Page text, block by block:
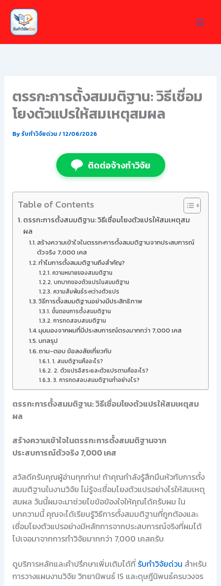
Skip
content
ตรรกะการตั้งสมมติฐาน: วิธีเชื่อม
โยงตัวแปรให้สมเหตุสมผล
Byรับทำวิจัยด่วน /12/06/2026
ติดต่อจ้างทำวิจัย
Table of Contents
ตรรกะการตั้งสมมติฐาน: วิธีเชื่อมโยงตัวแปรให้สมเหตุสม
ผล
สร้างความเข้าใจในตรรกะการตั้งสมมติฐานจากประสบการณ์
ตัวจริง 7,000 เคส
ทำไมการตั้งสมมติฐานถึงสำคัญ?
ความหมายของสมมติฐาน
บทบาทของตัวแปรในสมมติฐาน
ความสัมพันธ์ระหว่างตัวแปร
วิธีการตั้งสมมติฐานอย่างมีประสิทธิภาพ
ขั้นตอนการตั้งสมมติฐาน
การทดสอบสมมติฐาน
มุมมองจากผมที่มีประสบการณ์ตรงมากกว่า 7,000 เคส
บทสรุป
ถาม-ตอบ ข้อสงสัยเกี่ยวกับ
1. สมมติฐานคืออะไร?
2. ตัวแปรอิสระและตัวแปรตามคืออะไร?
3. การทดสอบสมมติฐานทำอย่างไร?
ตรรกะการตั้งสมมติฐาน: วิธีเชื่อมโยงตัวแปรให้สมเหตุสม
ผล
สร้างความเข้าใจในตรรกะการตั้งสมมติฐานจาก
ประสบการณ์ตัวจริง 7,000 เคส
สวัสดีครับคุณผู้อ่านทุกท่าน! ถ้าคุณกำลังรู้สึกมึนหัวกับการตั้ง
สมมติฐานในงานวิจัย ไม่รู้จะเชื่อมโยงตัวแปรอย่างไรให้สมเหตุ
สมผล วันนี้ผมจะมาช่วยไขข้อข้องใจให้คุณได้ครับผม ใน
บทความนี้ คุณจะได้เรียนรู้วิธีการตั้งสมมติฐานที่ถูกต้องและ
เชื่อมโยงตัวแปรอย่างมีหลักการจากประสบการณ์จริงที่ผมได้
ไปเจอมาจากการทำวิจัยมากกว่า 7,000 เคสครับ
ดูบริการหลักและคำปรึกษาเพิ่มเติมได้ที่ รับทำวิจัยด่วน สำหรับ
การวางแผนงานวิจัย วิทยานิพนธ์ IS และดุษฎีนิพนธ์ครบวงจร